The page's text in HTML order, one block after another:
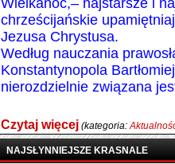
Wielkanoc,– najstarsze i
chrześcijańskie
Jezusa Chrystusa.
Według nauczania
Konstantynopola
nierozdzielnie związana
Czytaj więcej (kategoria:
NAJSŁYNNIEJSZE KRASNALE